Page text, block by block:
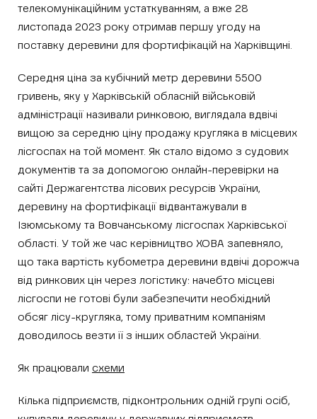
телекомунікаційним устаткуванням, а вже 28
листопада 2023 року отримав першу угоду на
поставку деревини для фортифікацій на Харківщині.
Середня ціна за кубічний метр деревини 5500
гривень, яку у Харківській обласній військовій
адміністрації називали ринковою, виглядала вдвічі
вищою за середню ціну продажу кругляка в місцевих
лісгоспах на той момент. Як стало відомо з судових
документів та за допомогою онлайн-перевірки на
сайті Держагентства лісових ресурсів України,
деревину на фортифікації відвантажували в
Ізюмському та Вовчанському лісгоспах Харківської
області. У той же час керівництво ХОВА запевняло,
що така вартість кубометра деревини вдвічі дорожча
від ринкових цін через логістику: начебто місцеві
лісгоспи не готові були забезпечити необхідний
обсяг лісу-кругляка, тому приватним компаніям
доводилось везти її з інших областей України.
Як працювали схеми
Кілька підприємств, підконтрольних одній групі осіб,